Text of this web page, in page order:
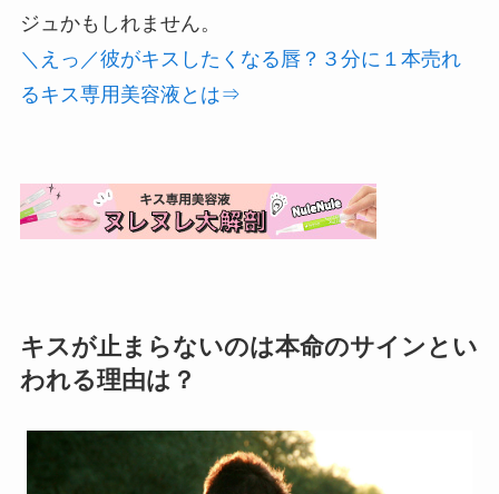
ジュかもしれません。
＼えっ／彼がキスしたくなる唇？３分に１本売れ
るキス専用美容液とは⇒
キスが止まらないのは本命のサインとい
われる理由は？